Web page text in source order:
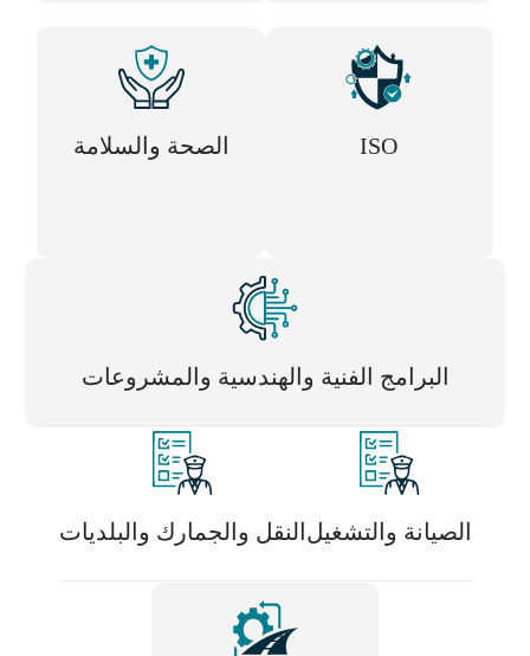
ISO الصحة والسلامة
البرامج الفنية والهندسية والمشروعات
الصيانة والتشغيلالنقل والجمارك والبلديات